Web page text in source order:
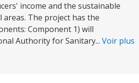
income and the sustainable
The project has the
Component 1) will
Authority for Sanitary... Voir plus